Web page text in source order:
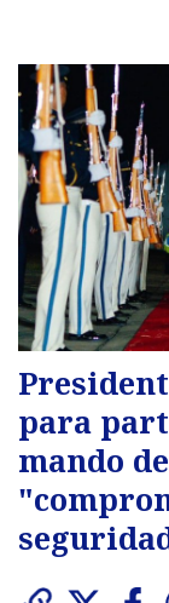
para
mando